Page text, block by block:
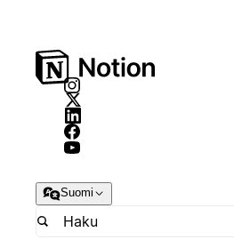
Suomi